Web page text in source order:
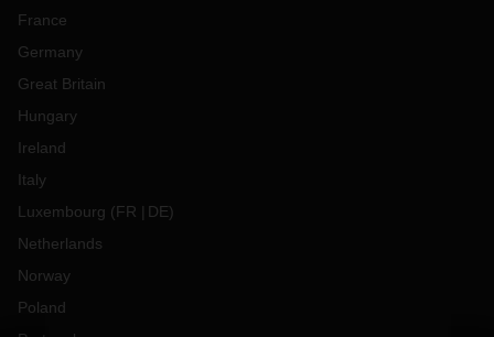
France
Germany
Great Britain
Hungary
Ireland
Italy
Luxembourg (FR DE)
Netherlands
Norway
Poland